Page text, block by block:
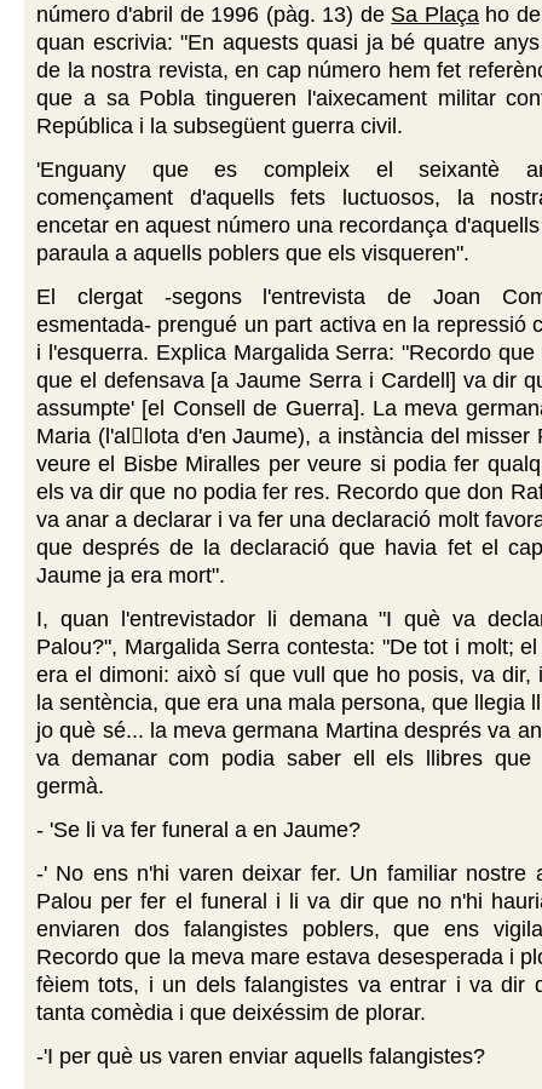
número d'abril de 1996 (pàg. 13) de Sa Plaçaho
quan escrivia: "En aquests quasi ja bé quatre
de la nostra revista, en cap número hem fet
que a sa Pobla tingueren l'aixecament militar
República i la subsegüent guerra civil.
'Enguany que es compleix el seixantè
començament d'aquells fets luctuosos, la
encetar en aquest número una recordança
paraula a aquells poblers que els visqueren".
El clergat -segons l'entrevista de Joan
esmentada- prengué un part activa en la repressió
i l'esquerra. Explica Margalida Serra: "Recordo
que el defensava [a Jaume Serra i Cardell] va dir
assumpte' [el Consell de Guerra]. La meva
Maria (l'allota d'en Jaume), a instància del misser
veure el Bisbe Miralles per veure si podia fer
els va dir que no podia fer res. Recordo que don
va anar a declarar i va fer una declaració molt
que després de la declaració que havia fet el
Jaume ja era mort".
I, quan l'entrevistador li demana "I què va
Palou?", Margalida Serra contesta: "De tot i molt;
era el dimoni: això sí que vull que ho posis, va dir,
la sentència, que era una mala persona, que llegia
jo què sé... la meva germana Martina després va
va demanar com podia saber ell els llibres que
germà.
- 'Se li va fer funeral a en Jaume?
-' No ens n'hi varen deixar fer. Un familiar nostre
Palou per fer el funeral i li va dir que no n'hi
enviaren dos falangistes poblers, que ens
Recordo que la meva mare estava desesperada i
fèiem tots, i un dels falangistes va entrar i va dir
tanta comèdia i que deixéssim de plorar.
-'I per què us varen enviar aquells falangistes?